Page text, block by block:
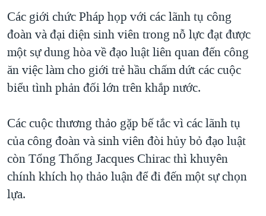
điều
hướng
chính
Đi
tới
DIỄN ĐÀN
MỤC
TỰ DO BÁO CHÍ
VẠCH TRẦN TIN GIẢ
ĐỜI SỐNG
KINH TẾ
KHOA HỌC
CHUYÊN ĐỀ
CHIẾN TRANH THƯƠNG MẠI CỦA MỸ: QUÁ KHỨ VÀ HIỆN
HÀNH TRÌNH BẦU CỬ 2024
MỘT NĂM CHIẾN TRANH TẠI DẢI GAZA
GIẢI MÃ VÀNH ĐAI & CON ĐƯỜNG
NGÀY TỊ NẠN THẾ GIỚI
HỌC TIẾNG ANH
NGHE
MẠNG XÃ HỘI
Các giới chức Pháp họp với các lãnh tụ công
đoàn và đại diện sinh viên trong nỗ lực đạt được
một sự dung hòa về đạo luật liên quan đến công
ăn việc làm cho giới trẻ hầu chấm dứt các cuộc
biểu tình phản đối lớn trên khắp nước.
Các cuộc thương thảo gặp bế tắc vì các lãnh tụ
của công đoàn và sinh viên đòi hủy bỏ đạo luật
còn Tổng Thống Jacques Chirac thì khuyên
chính khích họ thảo luận để đi đến một sự chọn
lựa.